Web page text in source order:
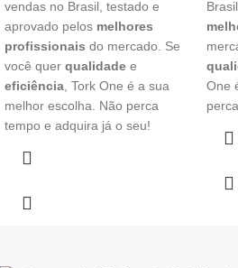
vendas no Brasil, testado e
aprovado pelos melhores
profissionais do mercado. Se
você quer qualidade e
eficiência , Tork One é a sua
melhor escolha. Não perca
tempo e adquira já o seu!
One